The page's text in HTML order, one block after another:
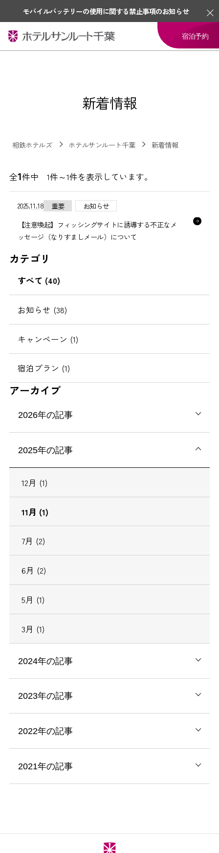
モバイルバッテリーの使用に関する禁止事項のお知らせ
宿泊予約
新着情報
相鉄ホテルズ ホテルサンルート千葉 新着情報
全1件中 1件～1件を表示しています。
2025.11.18 重要
お知らせ
【注意喚起】フィッシングサイトに誘導する不正なメ
ッセージ（なりすましメール）について
カテゴリ
すべて (40)
お知らせ (38)
キャンペーン (1)
宿泊プラン (1)
アーカイブ
2026年の記事
2025年の記事
12月 (1)
11月 (1)
7月 (2)
6月 (2)
5月 (1)
3月 (1)
2024年の記事
2023年の記事
2022年の記事
2021年の記事